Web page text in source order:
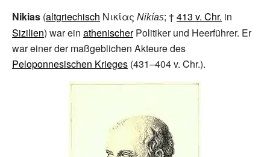
Nikias (altgriechisch Νικίας Nikías; †413 v. Chr. in
Sizilien) war ein athenischerPolitiker und Heerführer. Er
war einer der maßgeblichen Akteure des
Peloponnesischen Krieges (431–404 v. Chr.).